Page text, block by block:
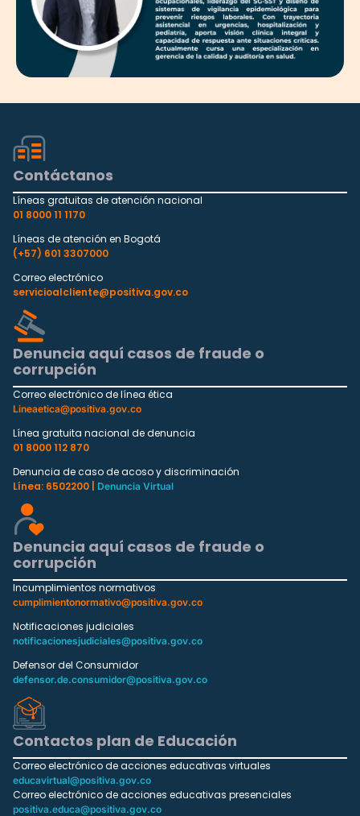
Contáctanos
Líneas gratuitas de atención nacional
01 8000 11 1170
Líneas de atención en Bogotá
(+57) 601 3307000
Correo electrónico
servicioalcliente@positiva.gov.co
Denuncia aquí casos de fraude o
corrupción
Correo electrónico de línea ética
Lineaetica@positiva.gov.co
Línea gratuita nacional de denuncia
01 8000 112 870
Denuncia de caso de acoso y discriminación
Línea: 6502200 |
Denuncia Virtual
Denuncia aquí casos de fraude o
corrupción
Incumplimientos normativos
cumplimientonormativo@positiva.gov.co
Notificaciones judiciales
notificacionesjudiciales@positiva.gov.co
Defensor del Consumidor
defensor.de.consumidor@positiva.gov.co
Contactos plan de Educación
Correo electrónico de acciones educativas virtuales
educavirtual@positiva.gov.co
Correo electrónico de acciones educativas presenciales
positiva.educa@positiva.gov.co